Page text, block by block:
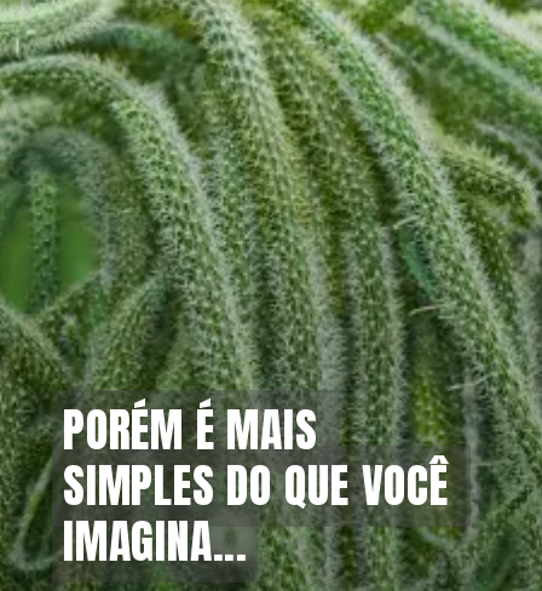
PORÉM É MAIS
SIMPLES DO QUE VOCÊ
IMAGINA...
PORÉM É MAIS
SIMPLES DO QUE VOCÊ
IMAGINA...